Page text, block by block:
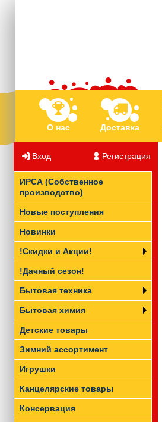
О нас Доставка
Вход Регистрация
ИРСА (Собственное
производство)
Новые поступления
Новинки
!Скидки и Акции!
!Дачный сезон!
Бытовая техника
Бытовая химия
Детские товары
Зимний ассортимент
Игрушки
Канцелярские товары
Консервация